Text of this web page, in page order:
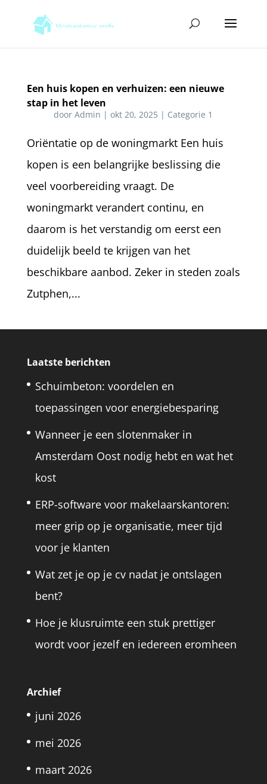
Een huis kopen en verhuizen: een nieuwe
stap in het leven
doorAdmin |okt 20, 2025 | Categorie 1
Oriëntatie op de woningmarkt Een huis
kopen is een belangrijke beslissing die
veel voorbereiding vraagt. De
woningmarkt verandert continu, en
daarom is het verstandig om eerst een
duidelijk beeld te krijgen van het
beschikbare aanbod. Zeker in steden zoals
Zutphen,...
Laatste berichten
Schuimbeton: voordelen en
toepassingen voor energiebesparing
Wanneer je een slotenmaker in
Amsterdam Oost nodig hebt en wat het
kost
ERP-software voor makelaarskantoren:
meer grip op je organisatie, meer tijd
voor je klanten
Wat zet je op je cv nadat je ontslagen
bent?
Hoe je klusruimte een stuk prettiger
wordt voor jezelf en iedereen eromheen
Archief
juni 2026
mei 2026
maart 2026